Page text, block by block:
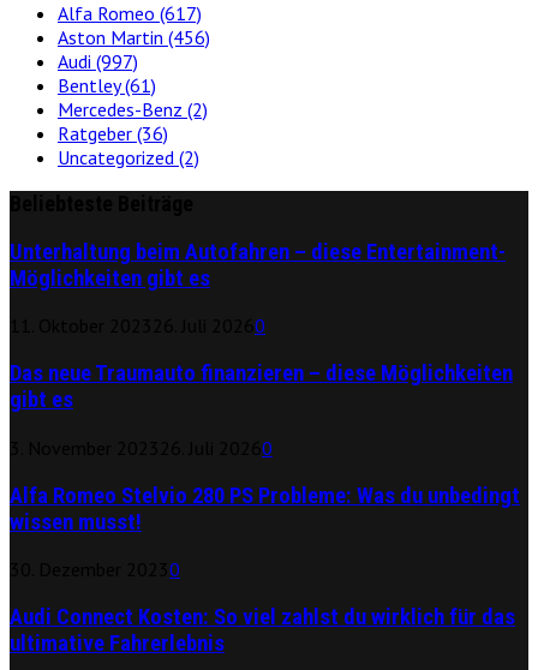
Alfa Romeo (617)
Aston Martin (456)
Audi (997)
Bentley(61)
Mercedes-Benz (2)
Ratgeber (36)
Uncategorized (2)
Unterhaltung beim Autofahren – diese Entertainment-
Möglichkeiten gibt es
0
Das neue Traumauto finanzieren – diese Möglichkeiten
gibt es
0
Alfa Romeo Stelvio 280 PS Probleme: Was du unbedingt
wissen musst!
0
Audi Connect Kosten: So viel zahlst du wirklich für das
ultimative Fahrerlebnis